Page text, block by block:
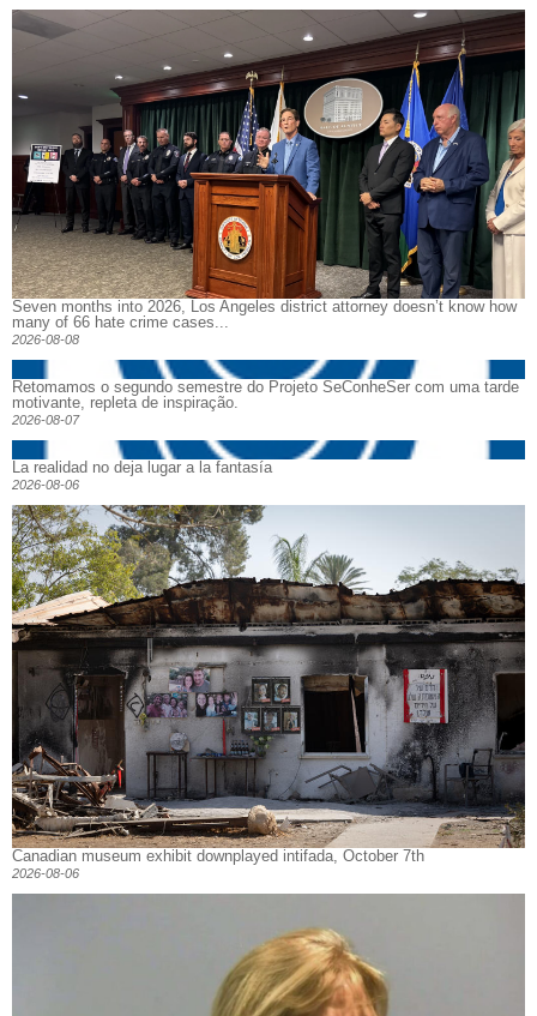
Seven months into 2026, Los Angeles district attorney doesn’t know how
many of 66 hate crime cases...
2026-08-08
Retomamos o segundo semestre do Projeto SeConheSer com uma tarde
motivante, repleta de inspiração.
2026-08-07
La realidad no deja lugar a la fantasía
2026-08-06
Canadian museum exhibit downplayed intifada, October 7th
2026-08-06